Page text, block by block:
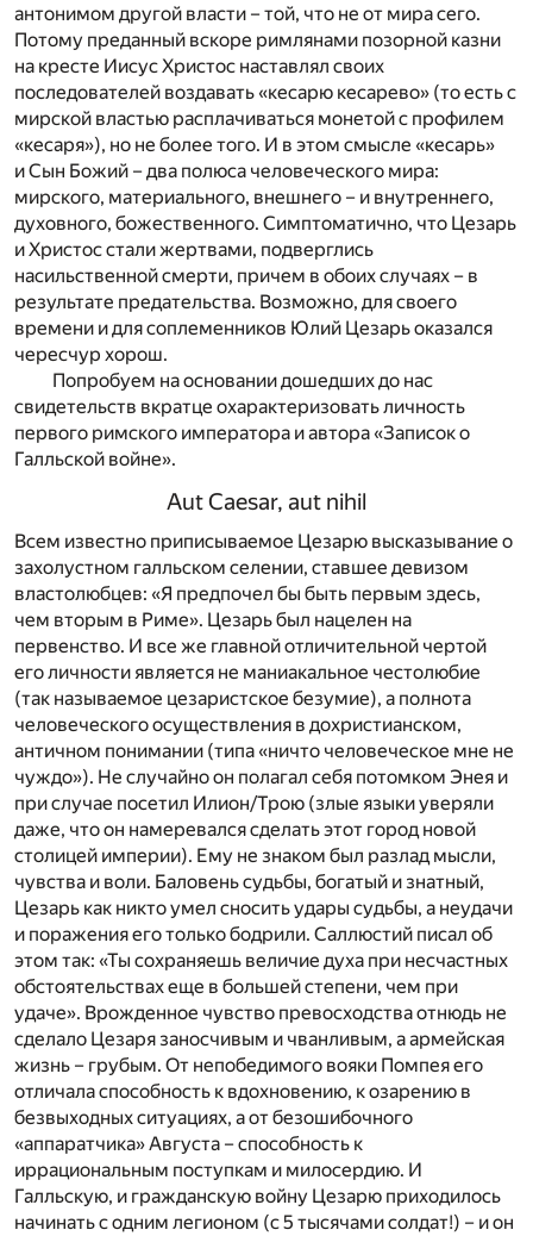
антонимом другой власти – той, что не от мира сего.
Потому преданный вскоре римлянами позорной казни
на кресте Иисус Христос наставлял своих
последователей воздавать «кесарю кесарево» (то есть с
мирской властью расплачиваться монетой с профилем
«кесаря»), но не более того. И в этом смысле «кесарь»
и Сын Божий – два полюса человеческого мира:
мирского, материального, внешнего – и внутреннего,
духовного, божественного. Симптоматично, что Цезарь
и Христос стали жертвами, подверглись
насильственной смерти, причем в обоих случаях – в
результате предательства. Возможно, для своего
времени и для соплеменников Юлий Цезарь оказался
чересчур хорош.
Попробуем на основании дошедших до нас
свидетельств вкратце охарактеризовать личность
первого римского императора и автора «Записок о
Галльской войне».
Aut Caesar, aut nihil
Всем известно приписываемое Цезарю высказывание о
захолустном галльском селении, ставшее девизом
властолюбцев: «Я предпочел бы быть первым здесь,
чем вторым в Риме». Цезарь был нацелен на
первенство. И все же главной отличительной чертой
его личности является не маниакальное честолюбие
(так называемое цезаристское безумие), а полнота
человеческого осуществления в дохристианском,
античном понимании (типа «ничто человеческое мне не
чуждо»). Не случайно он полагал себя потомком Энея и
при случае посетил Илион/Трою (злые языки уверяли
даже, что он намеревался сделать этот город новой
столицей империи). Ему не знаком был разлад мысли,
чувства и воли. Баловень судьбы, богатый и знатный,
Цезарь как никто умел сносить удары судьбы, а неудачи
и поражения его только бодрили. Саллюстий писал об
этом так: «Ты сохраняешь величие духа при несчастных
обстоятельствах еще в большей степени, чем при
удаче». Врожденное чувство превосходства отнюдь не
сделало Цезаря заносчивым и чванливым, а армейская
жизнь – грубым. От непобедимого вояки Помпея его
отличала способность к вдохновению, к озарению в
безвыходных ситуациях, а от безошибочного
«аппаратчика» Августа – способность к
иррациональным поступкам и милосердию. И
Галльскую, и гражданскую войну Цезарю приходилось
начинать с одним легионом (с 5 тысячами солдат!) – и он